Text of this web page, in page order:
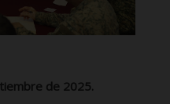
de 2025.